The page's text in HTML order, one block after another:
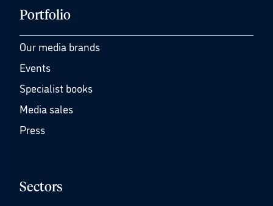
Portfolio
Our media brands
Events
Specialist books
Media sales
Press
Sectors